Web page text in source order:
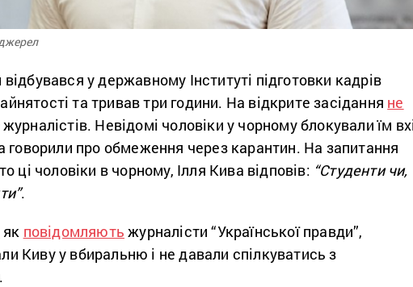
у державному Інституті підготовки кадрів
та тривав три години. На відкрите засідання не
Невідомі чоловіки у чорному блокували їм
говорили про обмеження через карантин. На запитання
ці чоловіки в чорному, Ілля Кива відповів: “Студенти чи,
.
як повідомляють журналісти “Української правди”,
Киву у вбиральню і не давали спілкуватись з